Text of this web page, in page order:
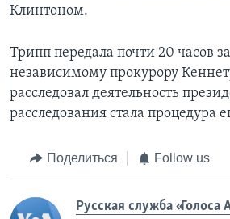
Клинтоном.
Трипп передала почти 20 часов
независимому прокурору
расследовал деятельность
расследования стала процедура
Поделиться Follow us
Русская служба «Голоса